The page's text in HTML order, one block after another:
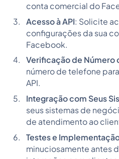
conta comercial do
Acesso à API: Solicite
configurações da sua
Facebook.
Verificação de Número
número de telefone
API.
Integração com Seus
seus sistemas de
de atendimento ao
Testes e
minuciosamente antes